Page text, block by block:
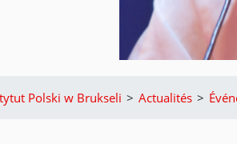
Polski w Brukseli > Actualités >